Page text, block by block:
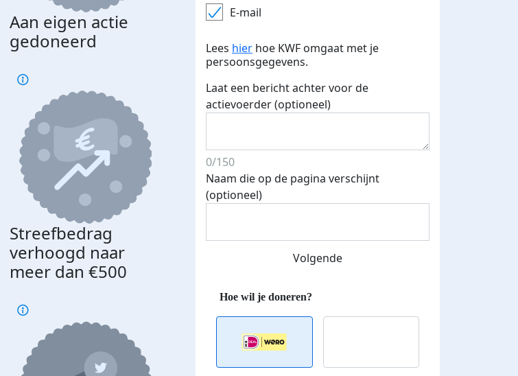
Aan eigen actie
gedoneerd
Streefbedrag
verhoogd naar
meer dan €500
Donateurs
bedankt
E-mail
Lees hier hoe KWF omgaat met je
persoonsgegevens.
Laat een bericht achter voor de
actievoerder (optioneel)
0/150
Naam die op de pagina verschijnt
(optioneel)
Volgende